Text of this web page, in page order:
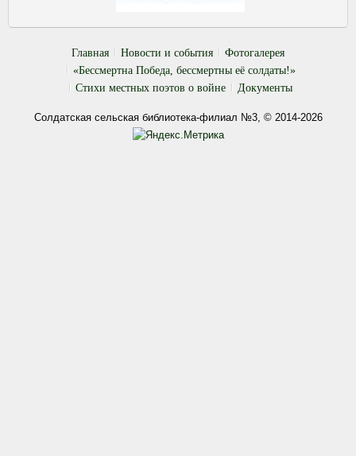
Главная Новости и события
Фотогалерея
«Бессмертна Победа, бессмертны её солдаты!»
Стихи местных поэтов о войне
Документы
Солдатская сельская библиотека-филиал №3, © 2014-2026